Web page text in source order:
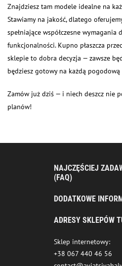
Znajdziesz tam modele idealne na
Stawiamy na jakość, dlatego
spełniające współczesne wymagania
funkcjonalności. Kupno płaszcza
sklepie to dobra decyzja — zawsze
będziesz gotowy na każdą
Zamów już dziś — i niech deszcz nie
planów!
NAJCZĘŚCIEJ
(FAQ)
DODATKOWE
ADRESY SKLEPÓW
Sklep internetowy:
+38 067 440 46 56